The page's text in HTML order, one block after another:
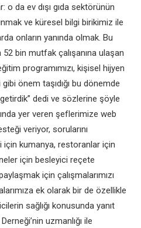
da ev dışı gıda sektörünün
ve küresel bilgi birikimiz ile
onların yanında olmak. Bu
52 bin mutfak çalışanına ulaşan
programımızı, kişisel hijyen
önem taşıdığı bu dönemde
dedi ve sözlerine şöyle
yer veren şeflerimize web
veriyor, sorularını
için kumanya, restoranlar için
için besleyici reçete
için çalışmalarımızı
ek olarak bir de özellikle
sağlığı konusunda yanıt
uzmanlığı ile